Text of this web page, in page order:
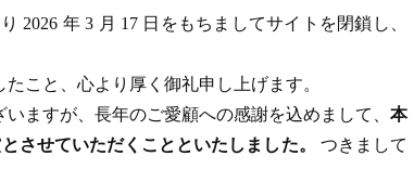
2026 年 3 月 17 日をもちましてサイトを閉鎖し、
こと、心より厚く御礼申し上げます。
ますが、長年のご愛顧への感謝を込めまして、 本
させていただくことといたしました。 つきまして